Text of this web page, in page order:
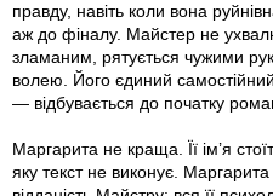
правду, навіть коли вона
аж до фіналу. Майстер не
зламаним, рятується чужими
волею. Його єдиний
— відбувається до початку
Маргарита не краща. Її ім’я
яку текст не виконує.